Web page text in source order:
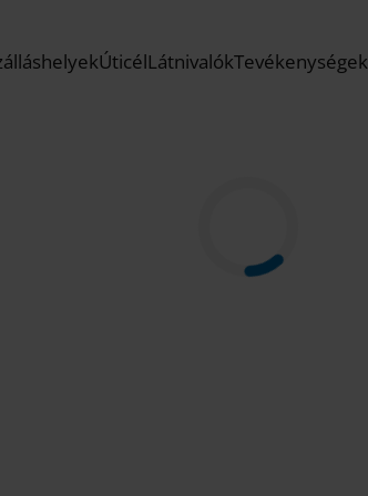
ÚticélLátnivalókTevékenységek